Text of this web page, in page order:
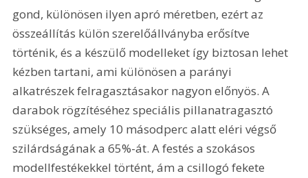
gond, különösen ilyen apró méretben, ezért az
összeállítás külön szerelőállványba erősítve
történik, és a készülő modelleket így biztosan lehet
kézben tartani, ami különösen a parányi
alkatrészek felragasztásakor nagyon előnyös. A
darabok rögzítéséhez speciális pillanatragasztó
szükséges, amely 10 másodperc alatt eléri végső
szilárdságának a 65%-át. A festés a szokásos
modellfestékekkel történt, ám a csillogó fekete